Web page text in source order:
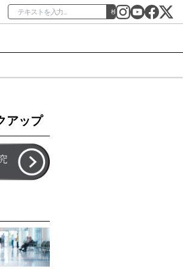
検索
アップ